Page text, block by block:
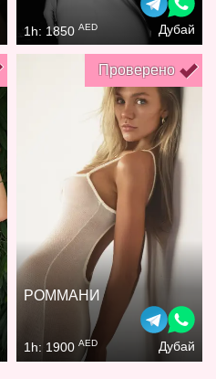
1h: 1850 AED Дубай
Проверено
РОММАНИ
1h: 1900 AED Дубай